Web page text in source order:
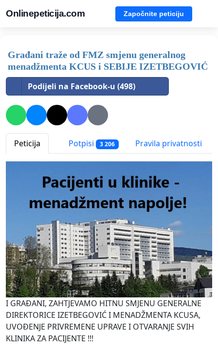
Onlinepeticija.com Započnite peticiju
Građani traže od FMZ smjenu generalnog
menadžmenta KCUS i SEBIJE IZETBEGOVIĆ
Podijeli na Facebook-u (498)
Peticija Potpisi 3 206 Pravila privatnosti
I GRAĐANI, ZAHTJEVAMO HITNU SMJENU GENERALNE
DIREKTORICE IZETBEGOVIĆ I MENADŽMENTA KCUSA,
UVOĐENJE PRIVREMENE UPRAVE I OTVARANJE SVIH
KLINIKA ZA PACIJENTE !!!